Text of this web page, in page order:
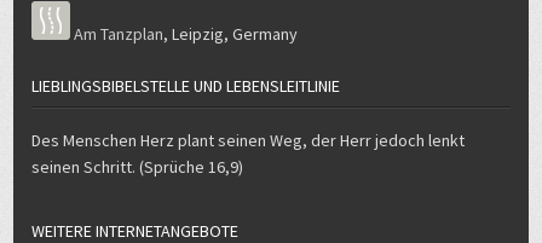
Am Tanzplan,Leipzig,Germany
LIEBLINGSBIBELSTELLE UND LEBENSLEITLINIE
Des Menschen Herz plant seinen Weg, der Herr jedoch lenkt
seinen Schritt. (Sprüche 16,9)
WEITERE INTERNETANGEBOTE